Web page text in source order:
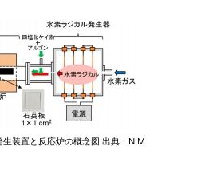
装置と反応炉の概念図 出典：NIM